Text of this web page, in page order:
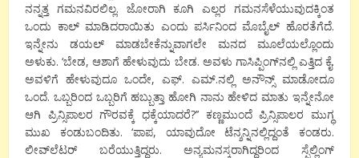
ನನ್ನತ್ತ ಗಮನವಿರಲಿಲ್ಲ. ಜೋರಾಗಿ ಕೂಗಿ ಎಲ್ಲರ ಗಮನಸೆಳೆಯುವುದಕ್ಕಿಂತ
ಒಂದು ಕಾಲ್ ಮಾಡಿದರಾಯಿತು ಎಂದು ಪರ್ಸಿನಿಂದ ಮೊಬೈಲ್ ಹೊರತೆಗೆದೆ.
ಇನ್ನೇನು ಡಯಲ್ ಮಾಡಬೇಕೆನ್ನುವಾಗಲೇ ಮನದ ಮೂಲೆಯಲ್ಲೊಂದು
ಅಳುಕು. ‘ಬೇಡ, ಆಶಾಗೆ ಹೇಳುವುದು ಬೇಡ. ಅವಳು ಗಾಸಿಪ್ಪಿಂಗ್‍ನಲ್ಲಿ ಎತ್ತಿದ ಕೈ.
ಅವಳಿಗೆ ಹೇಳುವುದೂ ಒಂದೇ, ಎಫ್. ಎಮ್.ನಲ್ಲಿ ಅನೌನ್ಸ್ ಮಾಡೋದೂ
ಒಂದೆ. ಒಬ್ಬರಿಂದ ಒಬ್ಬರಿಗೆ ಹಬ್ಬುತ್ತಾ ಹೋಗಿ ನಾನು ಹೇಳಿದ ಮಾತು ಇನ್ನೇನೋ
ಆಗಿ ಪ್ರಿನ್ಸಿಪಾಲರ ಗೌರವಕ್ಕೆ ಧಕ್ಕೆಯಾದರೆ?’’ ಕಣ್ಣಮುಂದೆ ಪ್ರಿನ್ಸಿಪಾಲರ ಮುಗ್ಧ
ಮುಖ ಕಂಡುಬಂದಿತು. ‘ಪಾಪ, ಯಾವುದೋ ಟೆನ್ಶನ್ನಿನಲ್ಲಿದ್ದಂತೆ ಕಂಡರು.
ಲೀವ್‍ಲೆಟರ್ ಬರೆಯುತ್ತಿದ್ದರು. ಅನ್ಯಮನಸ್ಕರಾಗಿದ್ದರಿಂದ ಸ್ಪೆಲ್ಲಿಂಗ್